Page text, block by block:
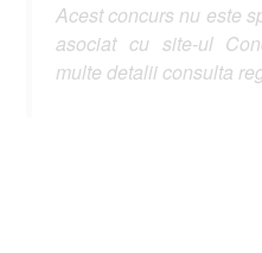
Acest concurs nu este
asociat cu site-ul
multe detalii consulta